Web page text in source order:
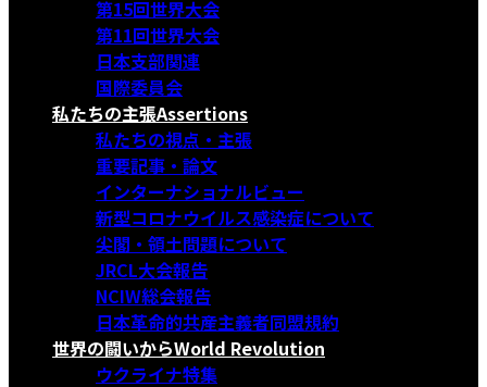
第15回世界大会
第11回世界大会
日本支部関連
国際委員会
私たちの主張Assertions
私たちの視点・主張
重要記事・論文
インターナショナルビュー
新型コロナウイルス感染症について
尖閣・領土問題について
JRCL大会報告
NCIW総会報告
日本革命的共産主義者同盟規約
世界の闘いからWorld Revolution
ウクライナ特集